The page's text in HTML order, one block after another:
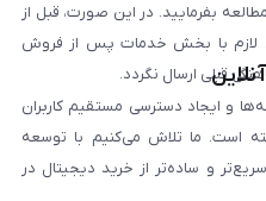
بفرمایید. در این صورت، قبل از
لازم با بخش خدمات پس از فروش
قبلی ارسال نگردد.
و ایجاد دسترسی مستقیم کاربران
است. ما تلاش می‌کنیم با توسعه
و ساده‌تر از خرید دیجیتال در